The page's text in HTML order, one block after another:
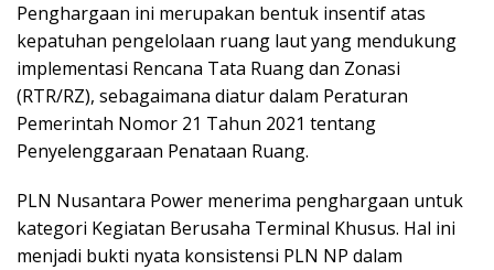
Penghargaan ini merupakan bentuk insentif atas
kepatuhan pengelolaan ruang laut yang mendukung
implementasi Rencana Tata Ruang dan Zonasi
(RTR/RZ), sebagaimana diatur dalam Peraturan
Pemerintah Nomor 21 Tahun 2021 tentang
Penyelenggaraan Penataan Ruang.
PLN Nusantara Power menerima penghargaan untuk
kategori Kegiatan Berusaha Terminal Khusus. Hal ini
menjadi bukti nyata konsistensi PLN NP dalam